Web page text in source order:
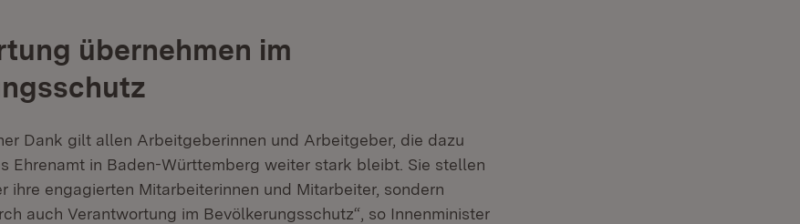
übernehmen im
Dank gilt allen Arbeitgeberinnen und Arbeitgeber, die dazu
Ehrenamt in Baden-Württemberg weiter stark bleibt. Sie stellen
ihre engagierten Mitarbeiterinnen und Mitarbeiter, sondern
auch Verantwortung im Bevölkerungsschutz“, so Innenminister